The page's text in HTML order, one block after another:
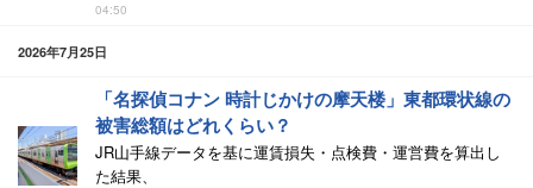
04:50
2026年7月25日
「名探偵コナン 時計じかけの摩天楼」東都環状線の
被害総額はどれくらい？
JR山手線データを基に運賃損失・点検費・運営費を算出し
た結果、